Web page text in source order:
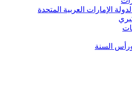
الإمارات العربية المتحدة
السنة